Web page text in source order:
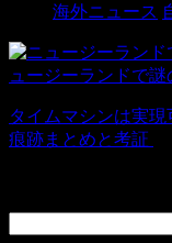
海外ニュース
ュージーランドで
タイムマシンは実
痕跡まとめと考証